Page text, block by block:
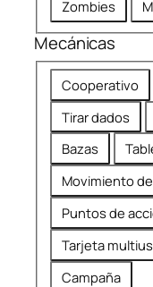
c
o
m
d
a
a
m
á
t
c
Zombies
Mecánicas
M
e
n
i
a
s
Cooperativo
Tirar dados
Bazas
Movimiento
Puntos de
Tarjeta
Campaña